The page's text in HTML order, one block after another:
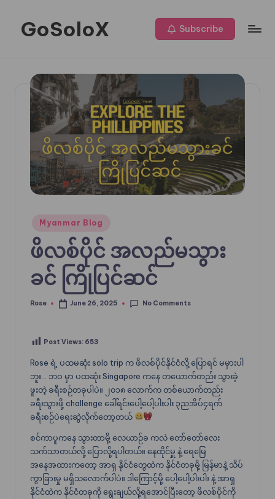
GoSoloX
Living
Fully
Subscribe
Posted
Myanmar Blog
ဖိလစ်ပိုင် အလည်မသွား
ခင် ကြိုပြင်ဆင်
Posted
Rose June 26, 2025 No Comments
Post Views: 653
Rose ရဲ့ ပထမဆုံး solo trip က ဖိလစ်ပိုင်နိုင်ငံလို့ ပြောရင် မမှားပါ
ဘူး… ဘဝ မှာ ပထဆုံး Singapore ကနေ တယောက်တည်း သွားခဲ့
ဖူးတဲ့ ခရီးစဉ်တခုပါပဲ။ ၂၀၁၈ လောက်က တစ်ယောက်တည်း
ခရီးသွားဖို့ challenge ခေါ်ရင်းပေါ့ပေါ့ပါးပါး ၃ညအိပ်၄ရက်
ခရီးစဉ်ပဲရေးဆွဲလိုက်တော့တယ်
စင်ကာပူကနေ သွားတာမို့ လေယာဉ်ခ ကလဲ တော်တော်လေး
သက်သာတယ်လို့ ပြောလို့ရပါတယ်။ နေထိုင်မှူ နဲ့ ရေမြေ
အနေအထားကတော့ အာရှ နိုင်ငံတွေထဲက နိုင်ငံတခုမို့ မြန်မာနဲ့ သိပ်
ကွာခြားမှု မရှိသလောက်ပါပဲ။ ဒါကြောင့်မို့ ပေါ့ပေါ့ပါးပါး နဲ့ အာရှ
နိုင်ငံထဲက နိုင်ငံတခုကို ရွေးချယ်လို့ရအောင်ပြီးတော့ ဖိလစ်ပိုင်ကို